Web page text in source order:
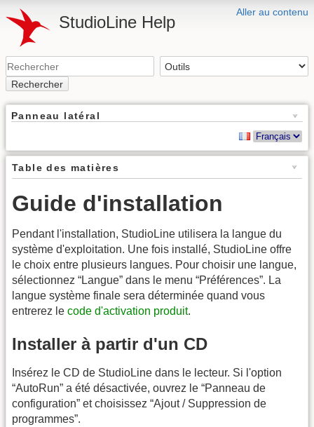
Aller au contenu
StudioLine Help
Rechercher
Panneau latéral
Table des matières
Guide d'installation
Pendant l'installation, StudioLine utilisera la langue du
système d'exploitation. Une fois installé, StudioLine offre
le choix entre plusieurs langues. Pour choisir une langue,
sélectionnez “Langue” dans le menu “Préférences”. La
langue système finale sera déterminée quand vous
entrerez le code d'activation produit.
Installer à partir d'un CD
Insérez le CD de StudioLine dans le lecteur. Si l'option
“AutoRun” a été désactivée, ouvrez le “Panneau de
configuration” et choisissez “Ajout / Suppression de
programmes”.